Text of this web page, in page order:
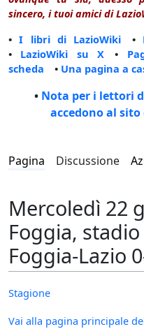
sincero, i tuoi amici di
•I libri di LazioWiki •
• LazioWiki su X •
scheda • Una pagina a
• Nota per i lettori
accedono al
Pagina Discussione
Mercoledì 22
Foggia,
Foggia-Lazio
Stagione
Vai alla pagina principale